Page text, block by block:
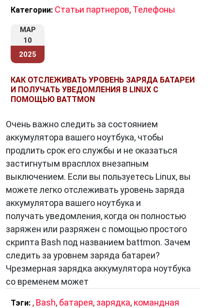
Категории: Статьи партнеров, Телефоны
МАР
10
2025
КАК ОТСЛЕЖИВАТЬ УРОВЕНЬ ЗАРЯДА БАТАРЕИ
И ПОЛУЧАТЬ УВЕДОМЛЕНИЯ В LINUX С
ПОМОЩЬЮ BATTMON
Очень важно следить за состоянием
аккумулятора вашего ноутбука, чтобы
продлить срок его службы и не оказаться
застигнутым врасплох внезапным
выключением. Если вы пользуетесь Linux, вы
можете легко отслеживать уровень заряда
аккумулятора вашего ноутбука и
получать уведомления, когда он полностью
заряжен или разряжен с помощью простого
скрипта Bash под названием battmon. Зачем
следить за уровнем заряда батареи?
Чрезмерная зарядка аккумулятора ноутбука
со временем может
Тэги: , Bash, батарея, зарядка, командная